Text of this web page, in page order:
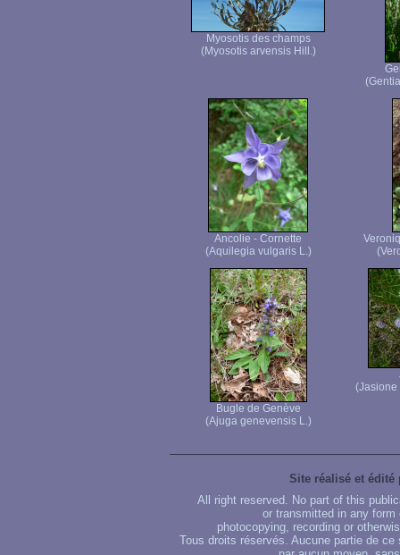
Myosotis des champs
(Myosotis arvensis Hill.)
Ancolie - Cornette
(Aquilegia vulgaris L.)
Bugle de Genève
(Ajuga genevensis L.)
Site réalisé et édité
All right reserved. No part of this
or transmitted in any
photocopying, recording or
Tous droits réservés. Aucune partie de